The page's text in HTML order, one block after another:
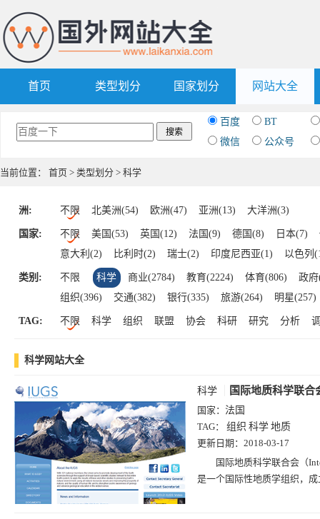
首页 类型划分 国家划分 网站大全
百度
BT
微信
公众号
当前位置： 首页 > 类型划分 > 科学
洲: 不限 北美洲(54) 欧洲(47) 亚洲(13) 大洋洲(3)
国家: 不限 美国(53) 英国(12) 法国(9) 德国(8) 日本(7)
意大利(2)
比利时(2) 瑞士(2) 印度尼西亚(1)
以色列
巴基斯坦(1)
伊朗(1) 奥地利(1) 丹麦(1) 荷兰(1)
波
梵蒂冈(1)
韩国(1)
类别: 不限 科学 商业(2784) 教育(2224) 体育(806)
政府
组织(396)
交通(382) 银行(335) 旅游(264)
明星(257)
IT(215)
游戏(164) 美食(151) 杂志(148) 其他(138)
文化(84)
TAG: 不限 科学 组织 联盟 协会 科研 研究 分析
与
杂志
科学网站大全
科学 国际地质科学联合
国家： 法国
TAG： 组织 科学 地质
更新日期： 2018-03-17
国际地质科学联合会（
是一个国际性地质学组织，